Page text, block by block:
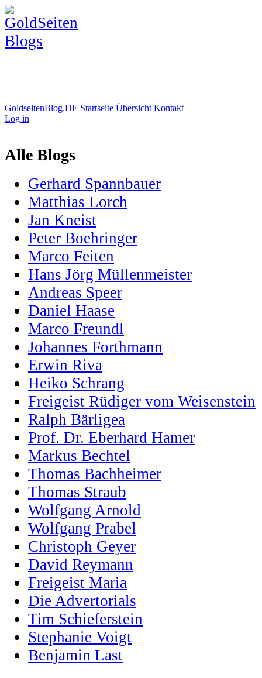
GoldseitenBlog.DE Startseite Übersicht Kontakt
Log in
Alle Blogs
Gerhard Spannbauer
Matthias Lorch
Jan Kneist
Peter Boehringer
Marco Feiten
Hans Jörg Müllenmeister
Andreas Speer
Daniel Haase
Marco Freundl
Johannes Forthmann
Erwin Riva
Heiko Schrang
Freigeist Rüdiger vom Weisenstein
Ralph Bärligea
Prof. Dr. Eberhard Hamer
Markus Bechtel
Thomas Bachheimer
Thomas Straub
Wolfgang Arnold
Wolfgang Prabel
Christoph Geyer
David Reymann
Freigeist Maria
Die Advertorials
Tim Schieferstein
Stephanie Voigt
Benjamin Last